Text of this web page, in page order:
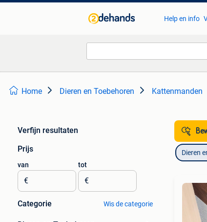
Help en info
Home Dieren en Toebehoren Kattenmanden
Verfijn resultaten
Prijs
van
€
tot
€
Categorie Wis de categorie
Dieren